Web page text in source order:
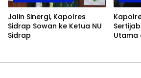
Jalin Sinergi, Kapolres
Sidrap Sowan ke Ketua NU
Sidrap
Utama